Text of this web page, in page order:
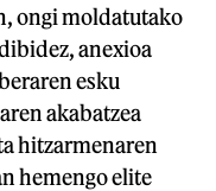
ongi moldatutako
anexioa
esku
akabatzea
hitzarmenaren
hemengo elite